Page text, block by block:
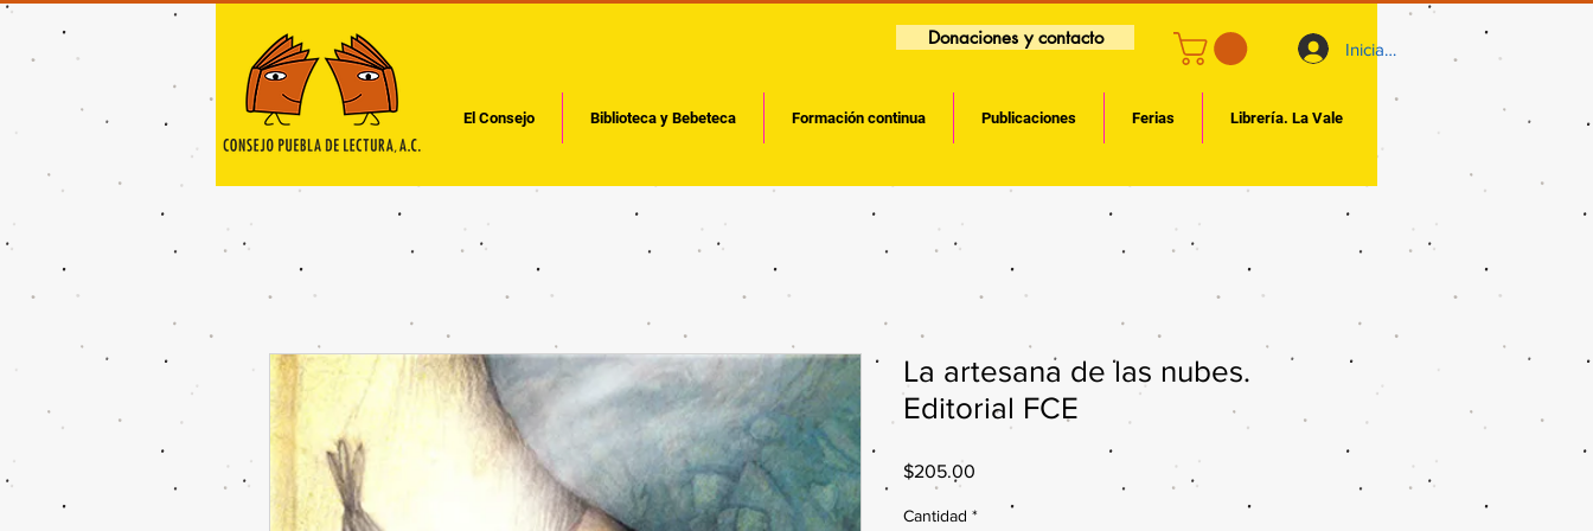
Donaciones y contacto Iniciar sesión
El Consejo Biblioteca y Bebeteca Formación continua Publicaciones Ferias Librería. La Vale
La artesana de las nubes.
Editorial FCE
$205.00
Cantidad *